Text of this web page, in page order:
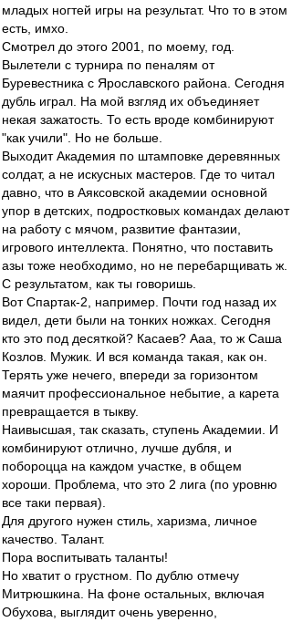
младых ногтей игры на результат. Что то в этом
есть, имхо.
Смотрел до этого 2001, по моему, год.
Вылетели с турнира по пеналям от
Буревестника с Ярославского района. Сегодня
дубль играл. На мой взгляд их объединяет
некая зажатость. То есть вроде комбинируют
"как учили". Но не больше.
Выходит Академия по штамповке деревянных
солдат, а не искусных мастеров. Где то читал
давно, что в Аяксовской академии основной
упор в детских, подростковых командах делают
на работу с мячом, развитие фантазии,
игрового интеллекта. Понятно, что поставить
азы тоже необходимо, но не перебарщивать ж.
С результатом, как ты говоришь.
Вот Спартак-2, например. Почти год назад их
видел, дети были на тонких ножках. Сегодня
кто это под десяткой? Касаев? Ааа, то ж Саша
Козлов. Мужик. И вся команда такая, как он.
Терять уже нечего, впереди за горизонтом
маячит профессиональное небытие, а карета
превращается в тыкву.
Наивысшая, так сказать, ступень Академии. И
комбинируют отлично, лучше дубля, и
побороцца на каждом участке, в общем
хороши. Проблема, что это 2 лига (по уровню
все таки первая).
Для другого нужен стиль, харизма, личное
качество. Талант.
Пора воспитывать таланты!
Но хватит о грустном. По дублю отмечу
Митрюшкина. На фоне остальных, включая
Обухова, выглядит очень уверенно,